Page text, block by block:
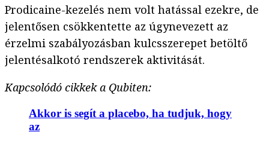
Prodicaine-kezelés nem volt hatással ezekre, de
jelentősen csökkentette az úgynevezett az
érzelmi szabályozásban kulcsszerepet betöltő
jelentésalkotó rendszerek aktivitását.
Kapcsolódó cikkek a Qubiten:
Akkor is segít a placebo, ha tudjuk, hogy
az